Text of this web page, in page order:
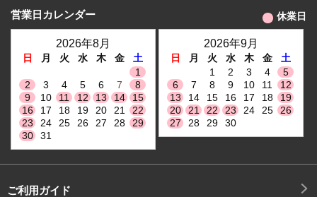
営業日カレンダー 休業日
2026年8月
日 月 火 水 木 金
土
1
2
3 4 5 6 7
8
9
10 11 12 13 14
15
16
17 18 19 20 21
22
23
24 25 26 27 28
29
30
31
2026年9月
日 月 火 水 木 金
土
1
2 3 4
5
6
7 8 9 10 11
12
13
14 15 16 17 18
19
20
21 22 23 24 25
26
27
28 29 30
ご利用ガイド